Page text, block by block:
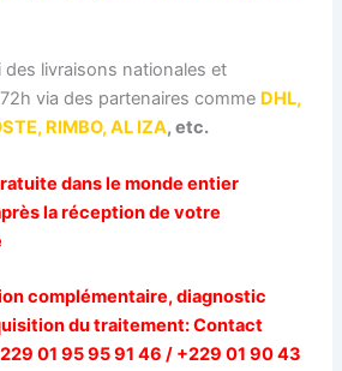
livraisons nationales et
via des partenaires comme DHL,
RIMBO, AL IZA, etc.
dans le monde entier
la réception de votre
complémentaire, diagnostic
du traitement:Contact
01 95 95 91 46 / +229 01 90 43